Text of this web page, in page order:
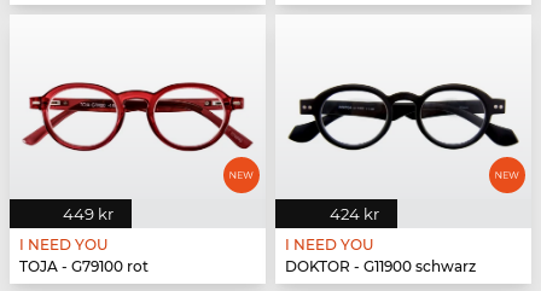
449 kr
I NEED YOU
TOJA - G79100 rot
424 kr
I NEED YOU
DOKTOR - G11900 schwarz